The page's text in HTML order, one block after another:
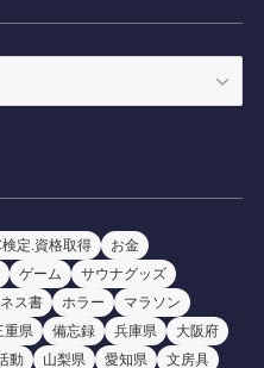
定.資格取得
お金
ゲーム
サウナグッズ
ス書 ホラー
マラソン
重県 備忘録 兵庫県
大阪府
動 山梨県 愛知県 文房具